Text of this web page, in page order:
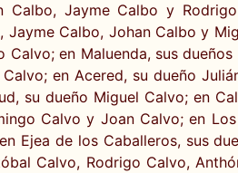
Jayme Calbo y
Calbo, Johan Calbo y
en Maluenda, sus
en Acered, su dueño
su dueño Miguel Calvo; en
Calvo y Joan Calvo; en
Ejea de los Caballeros, sus
Calvo, Rodrigo Calvo,